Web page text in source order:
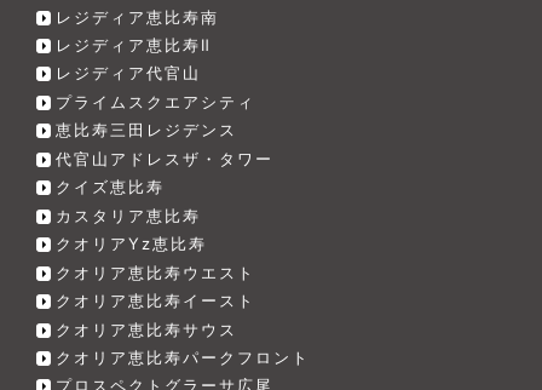
レジディア恵比寿南
レジディア恵比寿Ⅱ
レジディア代官山
プライムスクエアシティ
恵比寿三田レジデンス
代官山アドレスザ・タワー
クイズ恵比寿
カスタリア恵比寿
クオリアYz恵比寿
クオリア恵比寿ウエスト
クオリア恵比寿イースト
クオリア恵比寿サウス
クオリア恵比寿パークフロント
プロスペクトグラーサ広尾